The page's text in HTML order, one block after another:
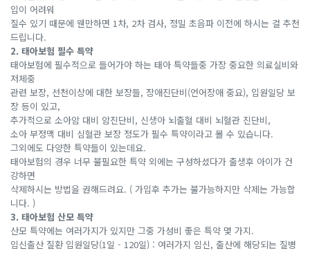
입이 어려워
질수 있기 때문에 웬만하면 1차, 2차 검사, 정밀 초음파 이전에 하시는 걸 추천
드립니다.
2. 태아보험 필수 특약
태아보험에 필수적으로 들어가야 하는 태아 특약들중 가장 중요한 의료실비와
저체중
관련 보장, 선천이상에 대한 보장들, 장애진단비(언어장애 중요), 입원일당 보
장 등이 있고,
추가적으로 소아암 대비 암진단비, 신생아 뇌출혈 대비 뇌혈관 진단비,
소아 부정맥 대비 심혈관 보장 정도가 필수 특약이라고 볼 수 있습니다.
그외에도 다양한 특약들이 있는데요.
태아보험의 경우 너무 불필요한 특약 외에는 구성하셨다가 출생후 아이가 건
강하면
삭제하시는 방법을 권해드려요. ( 가입후 추가는 불가능하지만 삭제는 가능합
니다. )
3. 태아보험 산모 특약
산모 특약에는 여러가지가 있지만 그중 가성비 좋은 특약 몇 가지.
임신출산 질환 입원일당(1일 - 120일) : 여러가지 임신, 출산에 해당되는 질병